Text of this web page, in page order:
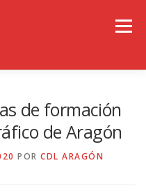
Menú
de formación
de Aragón
POR CDL ARAGÓN